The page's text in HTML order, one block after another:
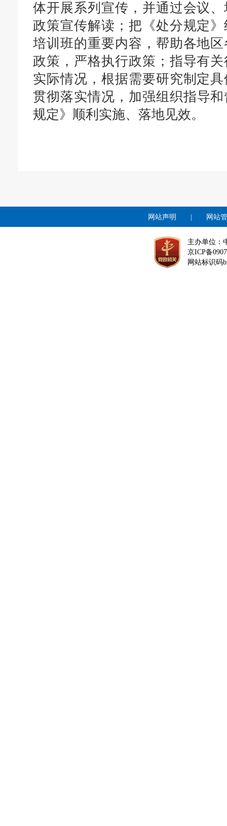
体开展系列宣传，并通过会议
政策宣传解读；把《处分规定
培训班的重要内容，帮助各地
政策，严格执行政策；指导有
实际情况，根据需要研究制定
贯彻落实情况 ， 加强组织指导
规定》 顺利实施、落地见效。
网站声明 网站
主办单位：
京ICP备
网站标识码